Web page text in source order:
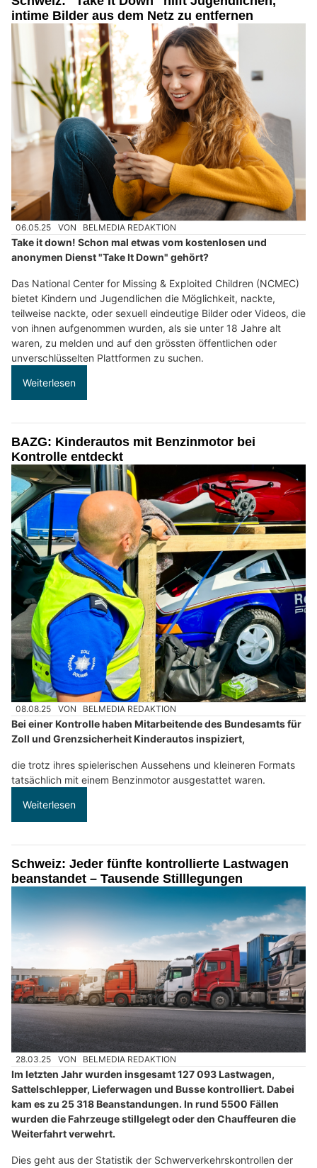
intime Bilder aus dem Netz zu entfernen
06.05.25 VON BELMEDIA REDAKTION
Take it down! Schon mal etwas vom kostenlosen und
anonymen Dienst "Take It Down" gehört?
Das National Center for Missing & Exploited Children (NCMEC)
bietet Kindern und Jugendlichen die Möglichkeit, nackte,
teilweise nackte, oder sexuell eindeutige Bilder oder Videos, die
von ihnen aufgenommen wurden, als sie unter 18 Jahre alt
waren, zu melden und auf den grössten öffentlichen oder
unverschlüsselten Plattformen zu suchen.
Weiterlesen
BAZG: Kinderautos mit Benzinmotor bei
Kontrolle entdeckt
08.08.25 VON BELMEDIA REDAKTION
Bei einer Kontrolle haben Mitarbeitende des Bundesamts für
Zoll und Grenzsicherheit Kinderautos inspiziert,
die trotz ihres spielerischen Aussehens und kleineren Formats
tatsächlich mit einem Benzinmotor ausgestattet waren.
Weiterlesen
Schweiz: Jeder fünfte kontrollierte Lastwagen
beanstandet – Tausende Stilllegungen
28.03.25 VON BELMEDIA REDAKTION
Im letzten Jahr wurden insgesamt 127 093 Lastwagen,
Sattelschlepper, Lieferwagen und Busse kontrolliert. Dabei
kam es zu 25 318 Beanstandungen. In rund 5500 Fällen
wurden die Fahrzeuge stillgelegt oder den Chauffeuren die
Weiterfahrt verwehrt.
Dies geht aus der Statistik der Schwerverkehrskontrollen der